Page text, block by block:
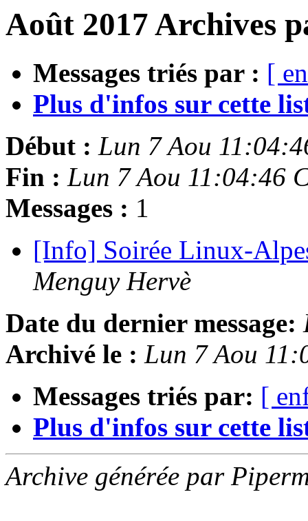
Août 2017 Archives
Messages triés par : [
Plus d'infos sur cette
Début : Lun 7 Aou
Fin : Lun 7 Aou 11:04:46
Messages : 1
[Info] Soirée Linux-
Menguy Hervè
Date du dernier message:
Archivé le : Lun 7 Aou
Messages triés par: [
Plus d'infos sur cette
Archive générée par